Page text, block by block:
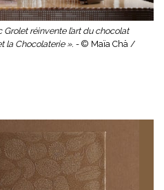
réinvente l’art du chocolat
la Chocolaterie ». - © Maïa Chä /